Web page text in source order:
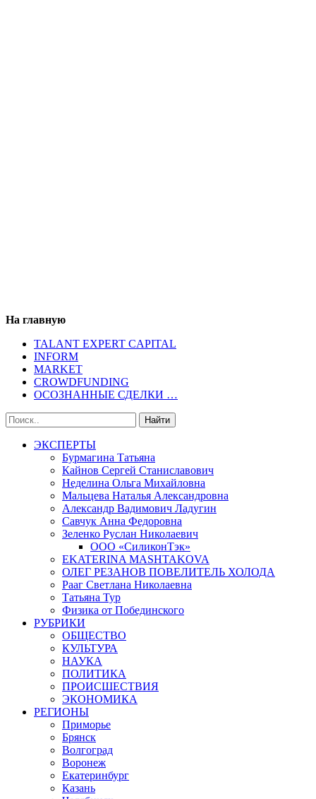
На главную
TALANT EXPERT CAPITAL
INFORM
MARKET
CROWDFUNDING
ОСОЗНАННЫЕ СДЕЛКИ …
ЭКСПЕРТЫ
Бурмагина Татьяна
Кайнов Сергей Станиславович
Неделина Ольга Михайловна
Мальцева Наталья Александровна
Александр Вадимович Ладугин
Савчук Анна Федоровна
Зеленко Руслан Николаевич
ООО «СиликонТэк»
EKATERINA MASHTAKOVA
ОЛЕГ РЕЗАНОВ ПОВЕЛИТЕЛЬ ХОЛОДА
Рааг Светлана Николаевна
Татьяна Тур
Физика от Побединского
РУБРИКИ
ОБЩЕСТВО
КУЛЬТУРА
НАУКА
ПОЛИТИКА
ПРОИСШЕСТВИЯ
ЭКОНОМИКА
РЕГИОНЫ
Приморье
Брянск
Волгоград
Воронеж
Екатеринбург
Казань